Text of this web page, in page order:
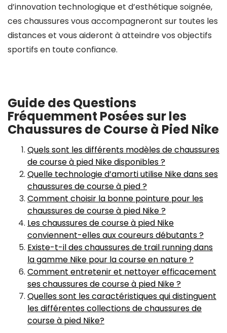
d’innovation technologique et d’esthétique soignée,
ces chaussures vous accompagneront sur toutes les
distances et vous aideront à atteindre vos objectifs
sportifs en toute confiance.
Guide des Questions
Fréquemment Posées sur les
Chaussures de Course à Pied Nike
Quels sont les différents modèles de chaussures
de course à pied Nike disponibles ?
Quelle technologie d’amorti utilise Nike dans ses
chaussures de course à pied ?
Comment choisir la bonne pointure pour les
chaussures de course à pied Nike ?
Les chaussures de course à pied Nike
conviennent-elles aux coureurs débutants ?
Existe-t-il des chaussures de trail running dans
la gamme Nike pour la course en nature ?
Comment entretenir et nettoyer efficacement
ses chaussures de course à pied Nike ?
Quelles sont les caractéristiques qui distinguent
les différentes collections de chaussures de
course à pied Nike?